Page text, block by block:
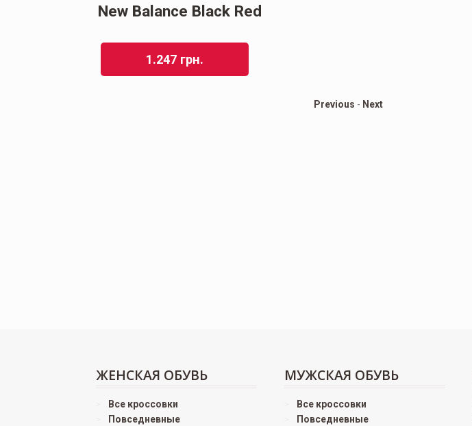
New Balance Black Red
1.247 грн.
Previous - Next
ЖЕНСКАЯ ОБУВЬ
Все кроссовки
Повседневные
МУЖСКАЯ ОБУВЬ
Все кроссовки
Повседневные